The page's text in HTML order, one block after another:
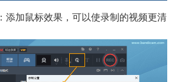
：添加鼠标效果，可以使录制的视频更清